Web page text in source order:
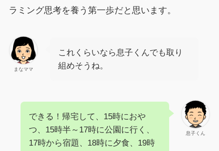
ラミング思考を養う第一歩だと思います。
まなママ
これくらいなら息子くんでも取り
組めそうね。
息子くん
できる！帰宅して、15時におや
つ、15時半～17時に公園に行く、
17時から宿題、18時に夕食、19時